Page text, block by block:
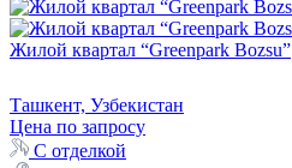
Жилой квартал “Greenpark Bozsu”
Ташкент, Узбекистан
Цена по запросу
С отделкой